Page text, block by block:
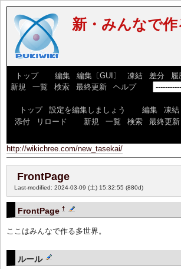
新・みんなで
トップ] [ 編集| 編集〔GUI〕 凍結| 差分 履
新規
一覧 検索| 最終更新| ヘルプ] [
トップ| 設定を編集しましょう 編集| 凍結|
添付| リロード 新規 一覧 検索| 最終更新
http://wikichree.com/new_tasekai/
FrontPage
Last-modified: 2024-03-09 (土) 15:32:55 (880d)
FrontPage †
ここはみんなで作る多世界。
ルール